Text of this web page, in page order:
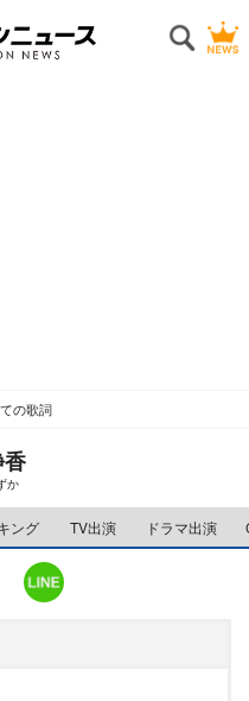
の歌詞
か
ング TV出演 ドラマ出演